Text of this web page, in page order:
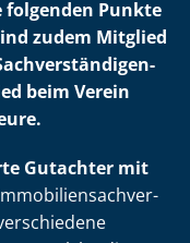
folgenden Punkte
zudem Mitglied
beim Verein
Gutachter mit